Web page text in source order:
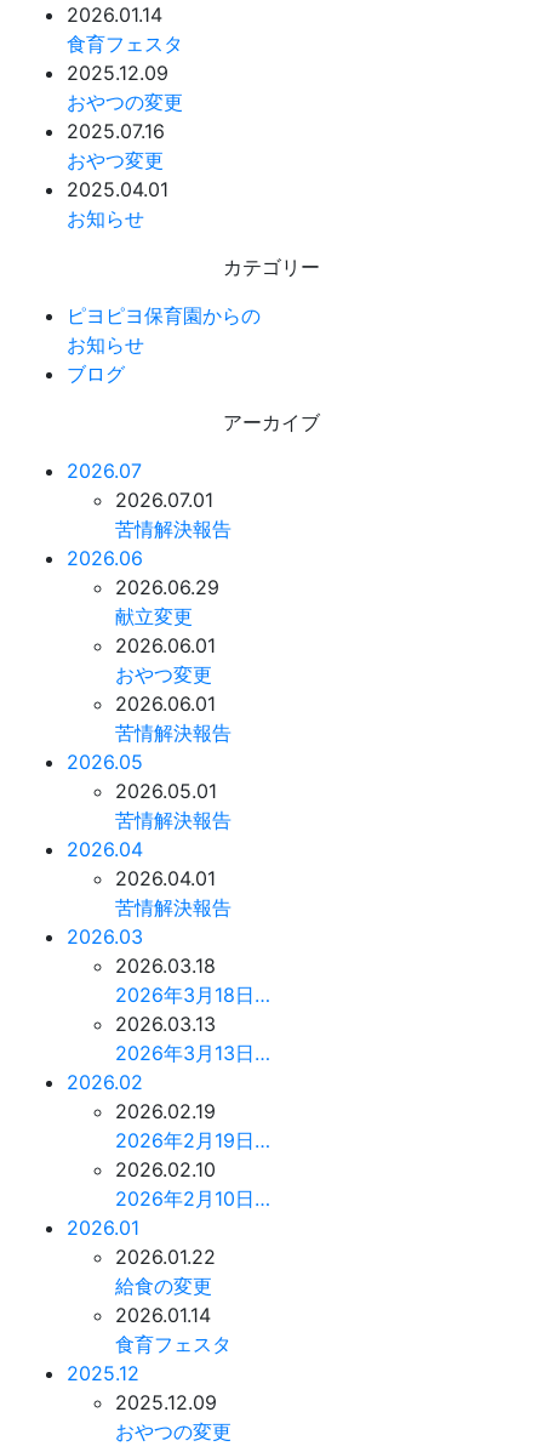
2026.01.14
食育フェスタ
2025.12.09
おやつの変更
2025.07.16
おやつ変更
2025.04.01
お知らせ
カテゴリー
ピヨピヨ保育園からの
お知らせ
ブログ
アーカイブ
2026.07
2026.07.01
苦情解決報告
2026.06
2026.06.29
献立変更
2026.06.01
おやつ変更
2026.06.01
苦情解決報告
2026.05
2026.05.01
苦情解決報告
2026.04
2026.04.01
苦情解決報告
2026.03
2026.03.18
2026年3月18日…
2026.03.13
2026年3月13日…
2026.02
2026.02.19
2026年2月19日…
2026.02.10
2026年2月10日…
2026.01
2026.01.22
給食の変更
2026.01.14
食育フェスタ
2025.12
2025.12.09
おやつの変更